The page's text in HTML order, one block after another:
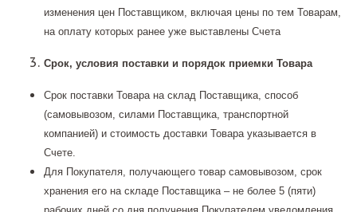
изменения цен Поставщиком, включая цены по тем Товарам,
на оплату которых ранее уже выставлены Счета
Срок, условия поставки и порядок приемки Товара
Срок поставки Товара на склад Поставщика, способ
(самовывозом, силами Поставщика, транспортной
компанией) и стоимость доставки Товара указывается в
Счете.
Для Покупателя, получающего товар самовывозом, срок
хранения его на складе Поставщика – не более 5 (пяти)